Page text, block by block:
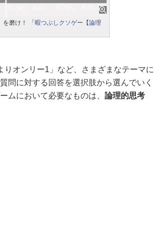
磨け！ 「 暇つぶしクソゲー【論理
オンリー1」など、さまざまなテーマに
問に対する回答を選択肢から選んでいく
ムにおいて必要なものは、 論理的思考